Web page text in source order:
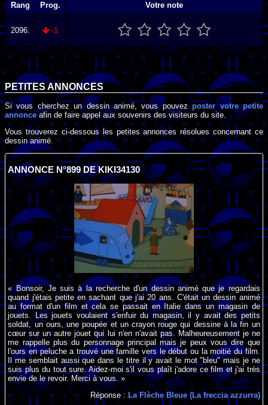
Rang Prog. Votre note
2096. -1
PETITES ANNONCES
Si vous cherchez un dessin animé, vous pouvezposter votre petite
annonceafin de faire appel aux souvenirs des visiteurs du site.
Vous trouverez ci-dessous les petites annonces résolues concernant ce
dessin animé.
ANNONCE N°899 DE KIKI34130
« Bonsoir, Je suis à la recherche d'un dessin animé que je regardais
quand j'étais petite en sachant que j'ai 20 ans. C'était un dessin animé
au format d'un film et cela se passait en Italie dans un magasin de
jouets. Les jouets voulaient s'enfuir du magasin, il y avait des petits
soldat, un ours, une poupée et un crayon rouge qui dessine à la fin un
cœur sur un autre jouet qui lui n'en n'avait pas. Malheureusement je ne
me rappelle plus du personnage principal mais je peux vous dire que
l'ours en peluche a trouvé une famille vers le début ou la moitié du film.
Il me semblait aussi que dans le titre il y avait le mot "bleu" mais je ne
suis plus du tout sure. Aidez-moi s'il vous plaît j'adore ce film et j'ai très
envie de le revoir. Merci à vous. »
Réponse : La Flèche Bleue (La freccia azzurra)